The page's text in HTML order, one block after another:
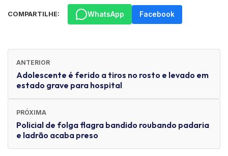
COMPARTILHE: WhatsApp Facebook
ANTERIOR
Adolescente é ferido a tiros no rosto e levado em
estado grave para hospital
PRÓXIMA
Policial de folga flagra bandido roubando padaria
e ladrão acaba preso